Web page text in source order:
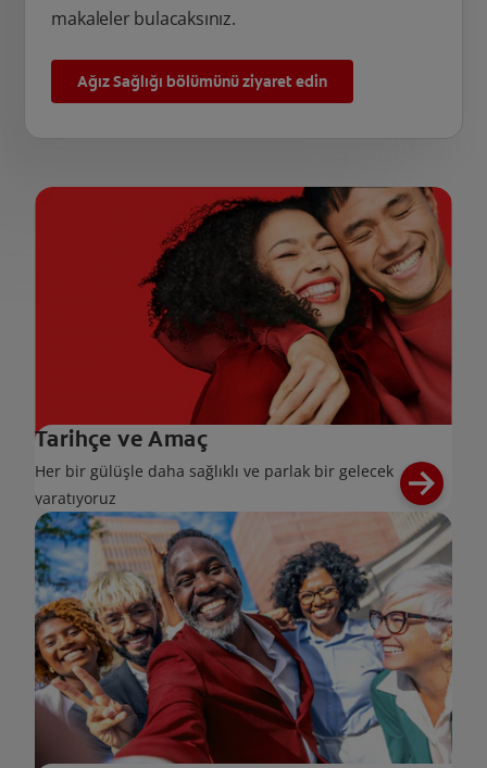
makaleler bulacaksınız.
Ağız Sağlığı bölümünü ziyaret edin
Tarihçe ve Amaç
Her bir gülüşle daha sağlıklı ve parlak bir gelecek
yaratıyoruz